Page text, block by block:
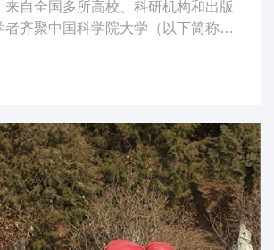
者齐聚中国科学院大学（以下简称国
文学院成立45周年。